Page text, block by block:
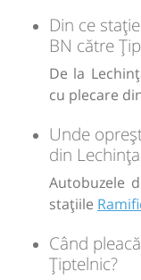
Din ce
BN către
De la
cu plecare
Unde
din
Autobuzele
stațiile
Când
Țiptelnic?